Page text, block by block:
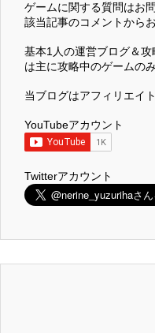
ゲームに関する質問はお
該当記事のコメントから
基本1人の運営ブログ＆
は主に攻略中のゲームの
当ブログはアフィリエイ
YouTubeアカウント
Twitterアカウント